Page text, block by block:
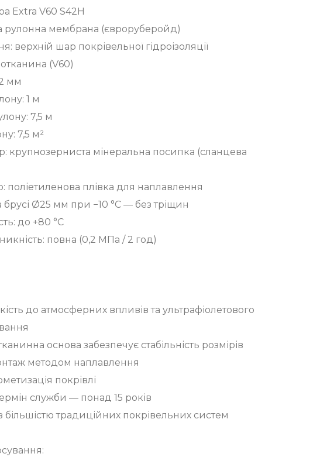
Extra V60 S42H
рулонна мембрана (євроруберойд)
верхній шар покрівельної гідроізоляції
(V60)
мм
1 м
7,5 м
7,5 м²
крупнозерниста мінеральна посипка (сланцева
поліетиленова плівка для наплавлення
брусі Ø25 мм при −10 °C — без тріщин
до +80 °C
повна (0,2 МПа / 2 год)
до атмосферних впливів та ультрафіолетового
основа забезпечує стабільність розмірів
методом наплавлення
покрівлі
служби — понад 15 років
більшістю традиційних покрівельних систем